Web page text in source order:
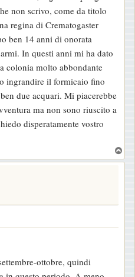
non scrivo, come da titolo
regina di Crematogaster
ben 14 anni di onorata
In questi anni mi ha dato
colonia molto abbondante
ingrandire il formicaio fino
due acquari. Mi piacerebbe
ma non sono riuscito a
disperatamente vostro
o
ottobre, quindi